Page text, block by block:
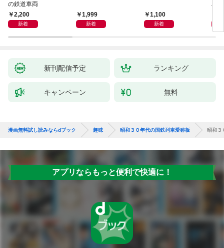
の鉄道車両
2,200
新着
1,999
新着
1,100
新着
ハ
新刊配信予定 ランキング
キャンペーン 無料
漫画無料試し読みならdブック 趣味 昭和３０年代の国鉄列車愛称板 昭和３
アプリならもっと便利で快適に！